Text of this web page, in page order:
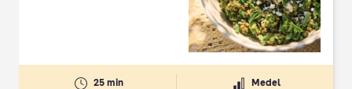
25 min Medel